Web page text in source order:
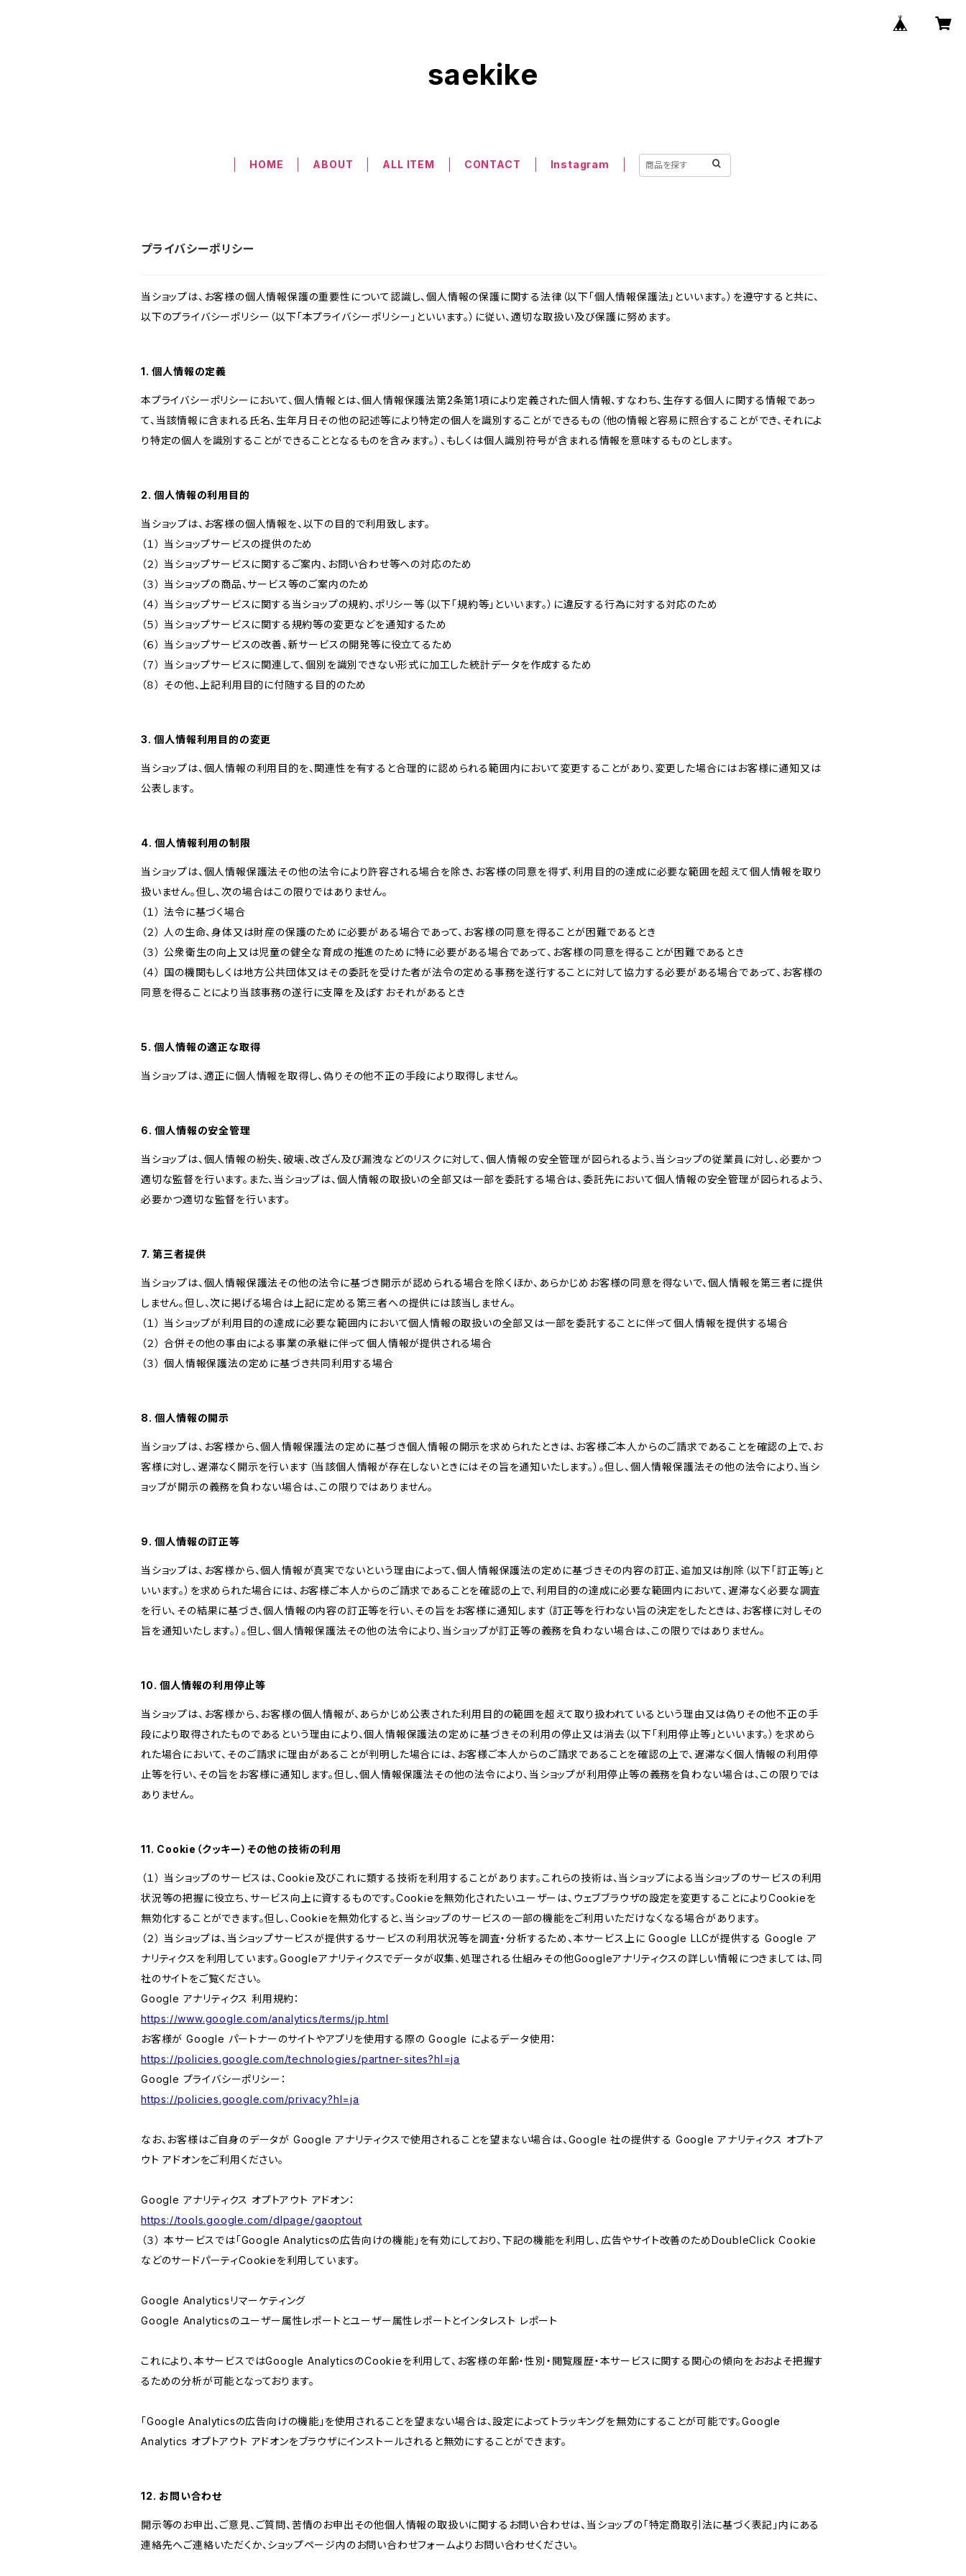
saekike
HOME ABOUT ALL ITEM CONTACT Instagram
プライバシーポリシー
当ショップは、お客様の個人情報保護の重要性について認識し、個人情報の保護に関する法律（以下「個人情報保護法」といいます。）を遵守すると共に、
以下のプライバシーポリシー（以下「本プライバシーポリシー」といいます。）に従い、適切な取扱い及び保護に努めます。
1. 個人情報の定義
本プライバシーポリシーにおいて、個人情報とは、個人情報保護法第2条第1項により定義された個人情報、すなわち、生存する個人に関する情報であっ
て、当該情報に含まれる氏名、生年月日その他の記述等により特定の個人を識別することができるもの（他の情報と容易に照合することができ、それによ
り特定の個人を識別することができることとなるものを含みます。）、もしくは個人識別符号が含まれる情報を意味するものとします。
2. 個人情報の利用目的
当ショップは、お客様の個人情報を、以下の目的で利用致します。
（１） 当ショップサービスの提供のため
（２） 当ショップサービスに関するご案内、お問い合わせ等への対応のため
（３） 当ショップの商品、サービス等のご案内のため
（４） 当ショップサービスに関する当ショップの規約、ポリシー等（以下「規約等」といいます。）に違反する行為に対する対応のため
（５） 当ショップサービスに関する規約等の変更などを通知するため
（６） 当ショップサービスの改善、新サービスの開発等に役立てるため
（７） 当ショップサービスに関連して、個別を識別できない形式に加工した統計データを作成するため
（８） その他、上記利用目的に付随する目的のため
3. 個人情報利用目的の変更
当ショップは、個人情報の利用目的を、関連性を有すると合理的に認められる範囲内において変更することがあり、変更した場合にはお客様に通知又は
公表します。
4. 個人情報利用の制限
当ショップは、個人情報保護法その他の法令により許容される場合を除き、お客様の同意を得ず、利用目的の達成に必要な範囲を超えて個人情報を取り
扱いません。但し、次の場合はこの限りではありません。
（１） 法令に基づく場合
（２） 人の生命、身体又は財産の保護のために必要がある場合であって、お客様の同意を得ることが困難であるとき
（３） 公衆衛生の向上又は児童の健全な育成の推進のために特に必要がある場合であって、お客様の同意を得ることが困難であるとき
（４） 国の機関もしくは地方公共団体又はその委託を受けた者が法令の定める事務を遂行することに対して協力する必要がある場合であって、お客様の
同意を得ることにより当該事務の遂行に支障を及ぼすおそれがあるとき
5. 個人情報の適正な取得
当ショップは、適正に個人情報を取得し、偽りその他不正の手段により取得しません。
6. 個人情報の安全管理
当ショップは、個人情報の紛失、破壊、改ざん及び漏洩などのリスクに対して、個人情報の安全管理が図られるよう、当ショップの従業員に対し、必要かつ
適切な監督を行います。また、当ショップは、個人情報の取扱いの全部又は一部を委託する場合は、委託先において個人情報の安全管理が図られるよう、
必要かつ適切な監督を行います。
7. 第三者提供
当ショップは、個人情報保護法その他の法令に基づき開示が認められる場合を除くほか、あらかじめお客様の同意を得ないで、個人情報を第三者に提供
しません。但し、次に掲げる場合は上記に定める第三者への提供には該当しません。
（１） 当ショップが利用目的の達成に必要な範囲内において個人情報の取扱いの全部又は一部を委託することに伴って個人情報を提供する場合
（２） 合併その他の事由による事業の承継に伴って個人情報が提供される場合
（３） 個人情報保護法の定めに基づき共同利用する場合
8. 個人情報の開示
当ショップは、お客様から、個人情報保護法の定めに基づき個人情報の開示を求められたときは、お客様ご本人からのご請求であることを確認の上で、お
客様に対し、遅滞なく開示を行います（当該個人情報が存在しないときにはその旨を通知いたします。）。但し、個人情報保護法その他の法令により、当シ
ョップが開示の義務を負わない場合は、この限りではありません。
9. 個人情報の訂正等
当ショップは、お客様から、個人情報が真実でないという理由によって、個人情報保護法の定めに基づきその内容の訂正、追加又は削除（以下「訂正等」と
いいます。）を求められた場合には、お客様ご本人からのご請求であることを確認の上で、利用目的の達成に必要な範囲内において、遅滞なく必要な調査
を行い、その結果に基づき、個人情報の内容の訂正等を行い、その旨をお客様に通知します（訂正等を行わない旨の決定をしたときは、お客様に対しその
旨を通知いたします。）。但し、個人情報保護法その他の法令により、当ショップが訂正等の義務を負わない場合は、この限りではありません。
10. 個人情報の利用停止等
当ショップは、お客様から、お客様の個人情報が、あらかじめ公表された利用目的の範囲を超えて取り扱われているという理由又は偽りその他不正の手
段により取得されたものであるという理由により、個人情報保護法の定めに基づきその利用の停止又は消去（以下「利用停止等」といいます。）を求めら
れた場合において、そのご請求に理由があることが判明した場合には、お客様ご本人からのご請求であることを確認の上で、遅滞なく個人情報の利用停
止等を行い、その旨をお客様に通知します。但し、個人情報保護法その他の法令により、当ショップが利用停止等の義務を負わない場合は、この限りでは
ありません。
11. Cookie（クッキー）その他の技術の利用
（１） 当ショップのサービスは、Cookie及びこれに類する技術を利用することがあります。これらの技術は、当ショップによる当ショップのサービスの利用
状況等の把握に役立ち、サービス向上に資するものです。Cookieを無効化されたいユーザーは、ウェブブラウザの設定を変更することによりCookieを
無効化することができます。但し、Cookieを無効化すると、当ショップのサービスの一部の機能をご利用いただけなくなる場合があります。
（２） 当ショップは、当ショップサービスが提供するサービスの利用状況等を調査・分析するため、本サービス上に Google LLCが提供する Google ア
ナリティクスを利用しています。Googleアナリティクスでデータが収集、処理される仕組みその他Googleアナリティクスの詳しい情報につきましては、同
社のサイトをご覧ください。
Google アナリティクス 利用規約：
https://www.google.com/analytics/terms/jp.html
お客様が Google パートナーのサイトやアプリを使用する際の Google によるデータ使用：
https://policies.google.com/technologies/partner-sites?hl=ja
Google プライバシーポリシー：
https://policies.google.com/privacy?hl=ja
なお、お客様はご自身のデータが Google アナリティクスで使用されることを望まない場合は、Google 社の提供する Google アナリティクス オプトア
ウト アドオンをご利用ください。
Google アナリティクス オプトアウト アドオン：
https://tools.google.com/dlpage/gaoptout
（３） 本サービスでは「Google Analyticsの広告向けの機能」を有効にしており、下記の機能を利用し、広告やサイト改善のためDoubleClick Cookie
などのサードパーティCookieを利用しています。
Google Analyticsリマーケティング
Google Analyticsのユーザー属性レポートとユーザー属性レポートとインタレスト レポート
これにより、本サービスではGoogle AnalyticsのCookieを利用して、お客様の年齢・性別・閲覧履歴・本サービスに関する関心の傾向をおおよそ把握す
るための分析が可能となっております。
「Google Analyticsの広告向けの機能」を使用されることを望まない場合は、設定によってトラッキングを無効にすることが可能です。Google
Analytics オプトアウト アドオンをブラウザにインストールされると無効にすることができます。
12. お問い合わせ
開示等のお申出、ご意見、ご質問、苦情のお申出その他個人情報の取扱いに関するお問い合わせは、当ショップの「特定商取引法に基づく表記」内にある
連絡先へご連絡いただくか、ショップページ内のお問い合わせフォームよりお問い合わせください。